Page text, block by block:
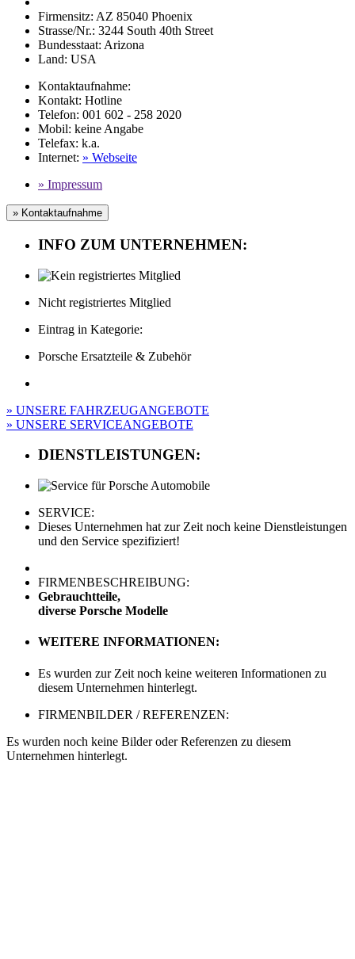
Firmensitz: AZ 85040 Phoenix
Strasse/Nr.: 3244 South 40th Street
Bundesstaat: Arizona
Land: USA
Kontaktaufnahme:
Kontakt: Hotline
Telefon: 001 602 - 258 2020
Mobil: keine Angabe
Telefax: k.a.
Internet: » Webseite
» Impressum
» Kontaktaufnahme
INFO ZUM UNTERNEHMEN:
Nicht registriertes Mitglied
Eintrag in Kategorie:
Porsche Ersatzteile & Zubehör
» UNSERE FAHRZEUGANGEBOTE
» UNSERE SERVICEANGEBOTE
DIENSTLEISTUNGEN:
SERVICE:
Dieses Unternehmen hat zur Zeit noch keine Dienstleistungen
und den Service spezifiziert!
FIRMENBESCHREIBUNG:
Gebrauchtteile,
diverse Porsche Modelle
WEITERE INFORMATIONEN:
Es wurden zur Zeit noch keine weiteren Informationen zu
diesem Unternehmen hinterlegt.
FIRMENBILDER / REFERENZEN:
Es wurden noch keine Bilder oder Referenzen zu diesem
Unternehmen hinterlegt.